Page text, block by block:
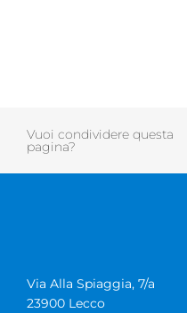
Vuoi condividere questa
pagina?
Via Alla Spiaggia, 7/a
23900 Lecco